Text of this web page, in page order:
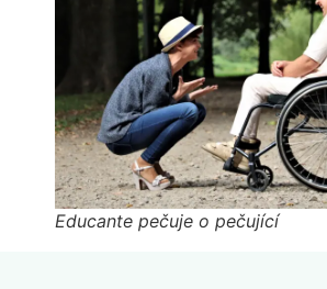
Educante pečuje o pečující